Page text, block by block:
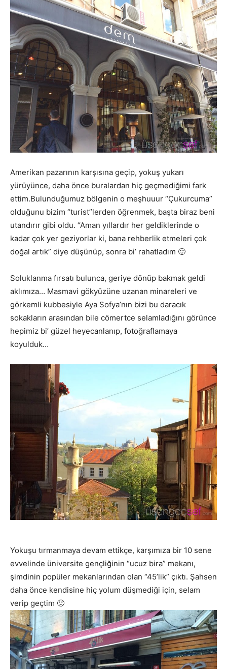
Amerikan pazarının karşısına geçip, yokuş yukarı
yürüyünce, daha önce buralardan hiç geçmediğimi fark
ettim.Bulunduğumuz bölgenin o meşhuuur “Çukurcuma”
olduğunu bizim “turist”lerden öğrenmek, başta biraz beni
utandırır gibi oldu. “Aman yıllardır her geldiklerinde o
kadar çok yer geziyorlar ki, bana rehberlik etmeleri çok
doğal artık” diye düşünüp, sonra bi’ rahatladım 🙂
Soluklanma fırsatı bulunca, geriye dönüp bakmak geldi
aklımıza… Masmavi gökyüzüne uzanan minareleri ve
görkemli kubbesiyle Aya Sofya’nın bizi bu daracık
sokakların arasından bile cömertce selamladığını görünce
hepimiz bi’ güzel heyecanlanıp, fotoğraflamaya
koyulduk…
Yokuşu tırmanmaya devam ettikçe, karşımıza bir 10 sene
evvelinde üniversite gençliğinin “ucuz bira” mekanı,
şimdinin popüler mekanlarından olan “45’lik” çıktı. Şahsen
daha önce kendisine hiç yolum düşmediği için, selam
verip geçtim 🙂